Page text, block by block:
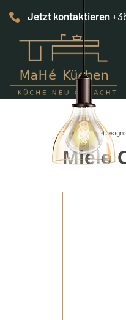
Jetzt kontaktieren
Start›Home-Design›
Miele